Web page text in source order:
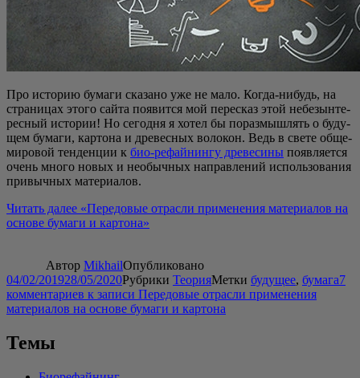
Про исто­рию бума­ги ска­за­но уже не мало. Когда-нибудь, на
стра­ни­цах это­го сай­та появит­ся мой пере­сказ этой небезын­те­
рес­ный исто­рии! Но сего­дня я хотел бы пораз­мыш­лять о буду­
щем бума­ги, кар­то­на и дре­вес­ных воло­кон. Ведь в све­те обще­
ми­ро­вой тен­ден­ции к био-рефай­нин­гу дре­ве­си­ны появ­ля­ет­ся
очень мно­го новых и необыч­ных направ­ле­ний исполь­зо­ва­ния
при­выч­ных материалов.
Читать далее «Пере­до­вые отрас­ли при­ме­не­ния мате­ри­а­лов на
осно­ве бума­ги и картона»
Автор MikhailОпубликовано
04/02/201928/05/2020Рубрики ТеорияМетки будущее, бумага7
комментариев к записи Передовые отрасли применения
материалов на основе бумаги и картона
Темы